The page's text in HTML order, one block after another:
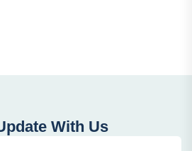
With Us